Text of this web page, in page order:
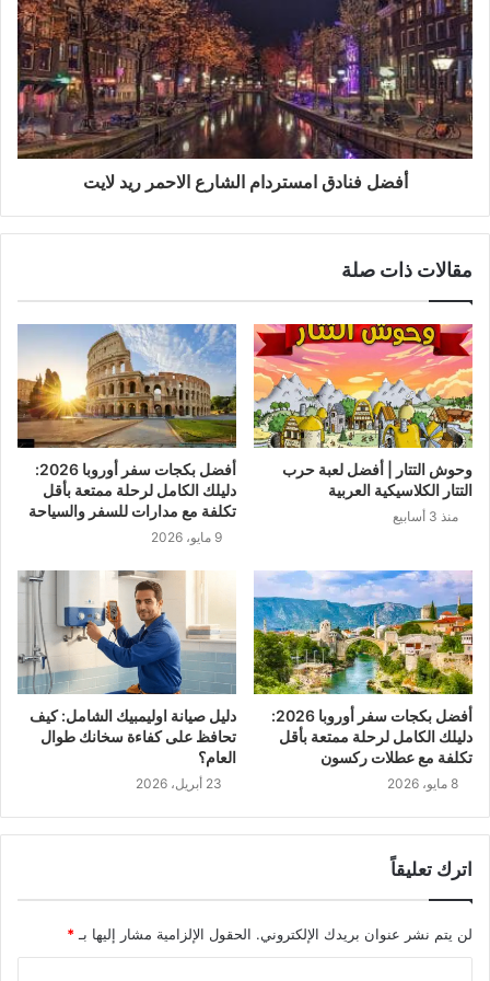
أفضل فنادق امستردام الشارع الاحمر ريد لايت
مقالات ذات صلة
وحوش التتار | أفضل لعبة حرب
التتار الكلاسيكية العربية
منذ 3 أسابيع
أفضل بكجات سفر أوروبا 2026:
دليلك الكامل لرحلة ممتعة بأقل
تكلفة مع مدارات للسفر والسياحة
9 مايو، 2026
أفضل بكجات سفر أوروبا 2026:
دليلك الكامل لرحلة ممتعة بأقل
تكلفة مع عطلات ركسون
8 مايو، 2026
دليل صيانة اوليمبيك الشامل: كيف
تحافظ على كفاءة سخانك طوال
العام؟
23 أبريل، 2026
اترك تعليقاً
لن يتم نشر عنوان بريدك الإلكتروني. الحقول الإلزامية مشار إليها بـ *